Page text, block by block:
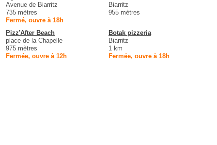
Avenue de Biarritz
735 mètres
Fermé, ouvre à 18h
Biarritz
955 mètres
Pizz'After Beach
place de la Chapelle
975 mètres
Fermée, ouvre à 12h
Botak pizzeria
Biarritz
1 km
Fermée, ouvre à 18h